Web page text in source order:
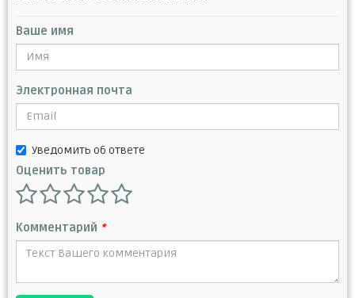
Ваше имя
Электронная почта
Уведомить об ответе
Оценить товар
Комментарий *